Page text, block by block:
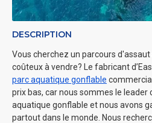
DESCRIPTION
Vous cherchez un parcours
coûteux à vendre? Le fabricant
parc aquatique gonflable
prix bas, car nous sommes le leader
aquatique gonflable et nous avons
partout dans le monde. Nous